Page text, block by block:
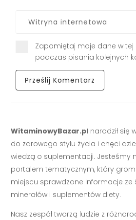
Zapamiętaj moje dane w
podczas pisania kolejnych
WitaminowyBazar.pl narodził się
do zdrowego stylu życia i chęci
wiedzą o suplementacji. Jesteśmy
portalem tematycznym, który
miejscu sprawdzone informacje ze
minerałów i suplementów diety.
Nasz zespół tworzą ludzie z